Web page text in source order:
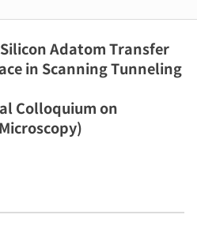
Adatom Transfer
in Scanning Tunneling
Colloquium on